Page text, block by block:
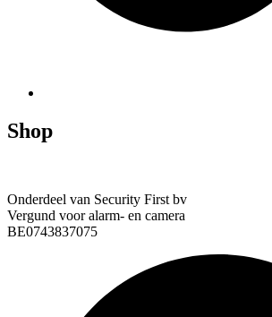
Shop
Onderdeel van Security First bv
Vergund voor alarm- en camera
BE0743837075